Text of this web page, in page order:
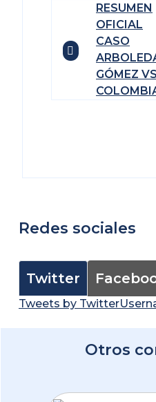
RESUMEN
OFICIAL
CASO
GÓMEZ
Redes sociales
Twitter
Tweets by
Otros